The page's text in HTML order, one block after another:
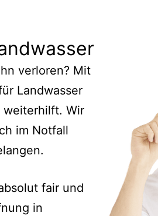
verloren? Mit
Landwasser
weiterhilft. Wir
im Notfall
fair und
in